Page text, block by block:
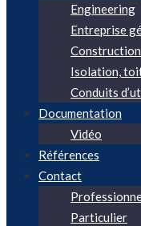
Engineering
Entreprise
Isolation,
Conduits
Documentation
Vidéo
Références
Contact
Particulier